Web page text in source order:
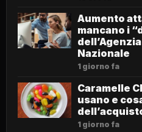
Aumento
mancano i
Nazionale
1 giorno fa
Caramelle
usano e
1 giorno fa